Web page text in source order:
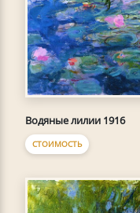
Водяные лилии 1916
СТОИМОСТЬ